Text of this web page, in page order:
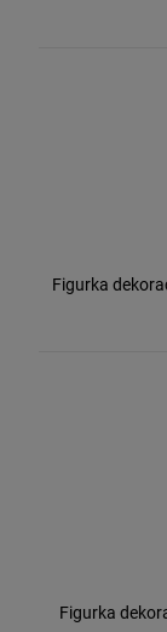
Figurka
Figurka